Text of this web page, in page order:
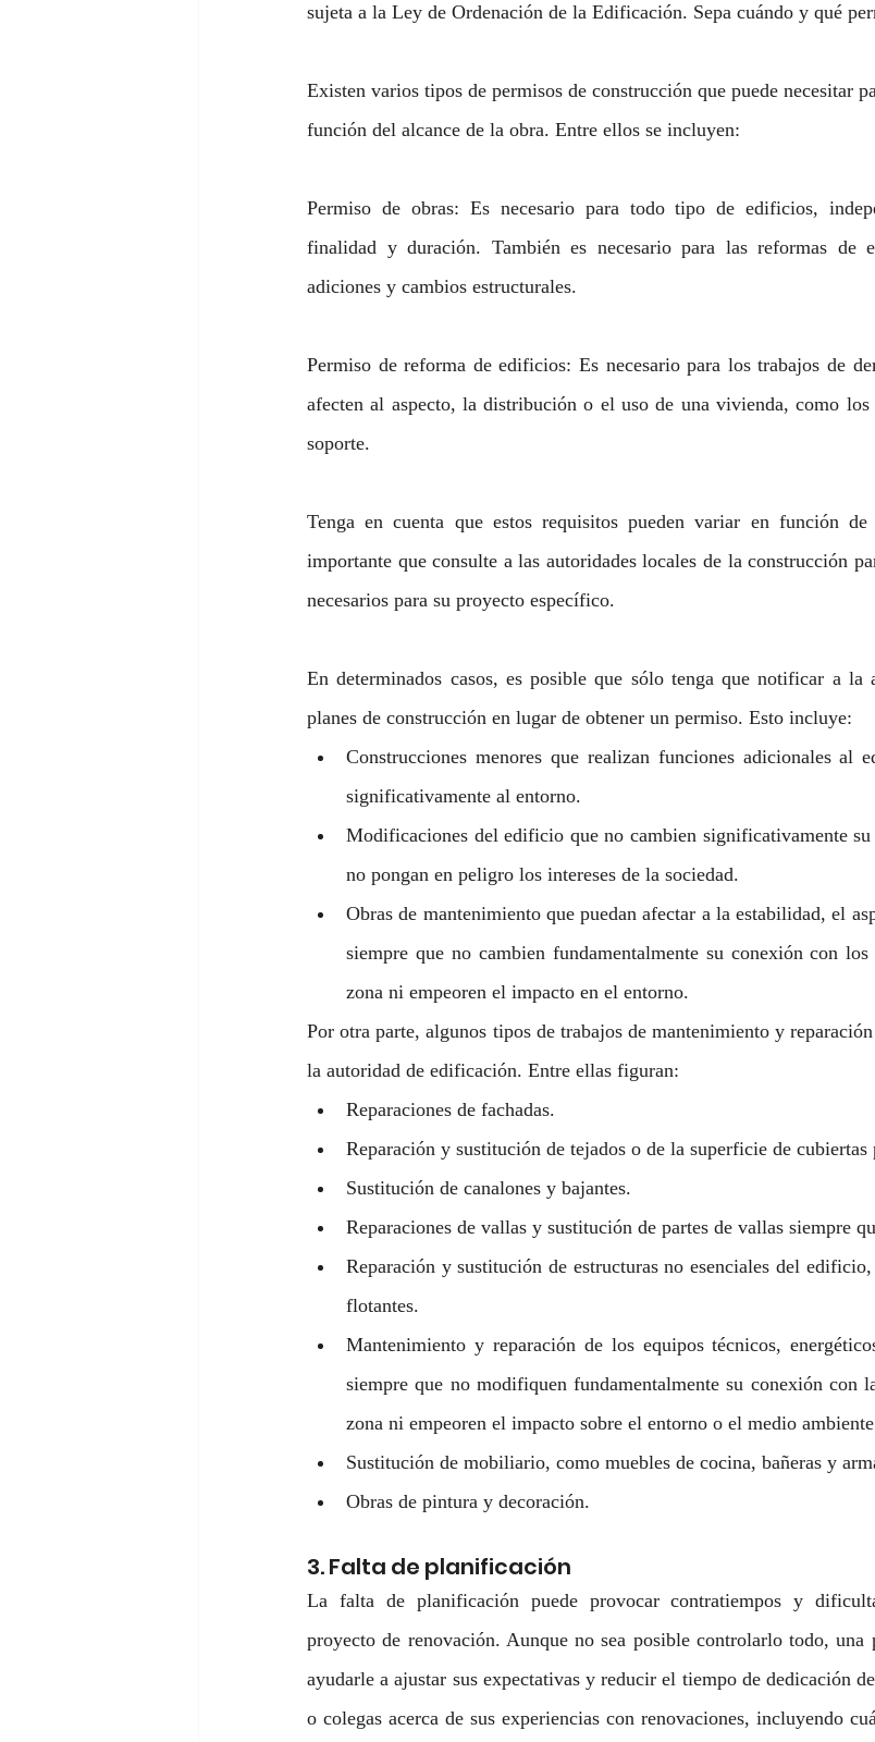
sujeta a la Ley de Ordenación de la Edificación. Sepa cuándo y qué
Existen varios tipos de permisos de construcción que puede necesitar
función del alcance de la obra. Entre ellos se incluyen:
Permiso de obras: Es necesario para todo tipo de edificios,
finalidad y duración. También es necesario para las reformas de
adiciones y cambios estructurales.
Permiso de reforma de edificios: Es necesario para los trabajos de
afecten al aspecto, la distribución o el uso de una vivienda, como los
soporte.
Tenga en cuenta que estos requisitos pueden variar en función
importante que consulte a las autoridades locales de la construcción
necesarios para su proyecto específico.
En determinados casos, es posible que sólo tenga que notificar a la
planes de construcción en lugar de obtener un permiso. Esto incluye:
Construcciones menores que realizan funciones adicionales
significativamente al entorno.
Modificaciones del edificio que no cambien significativamente
no pongan en peligro los intereses de la sociedad.
Obras de mantenimiento que puedan afectar a la estabilidad, el
siempre que no cambien fundamentalmente su conexión con
zona ni empeoren el impacto en el entorno.
Por otra parte, algunos tipos de trabajos de mantenimiento y
la autoridad de edificación. Entre ellas figuran:
Reparaciones de fachadas.
Reparación y sustitución de tejados o de la superficie de cubiertas
Sustitución de canalones y bajantes.
Reparaciones de vallas y sustitución de partes de vallas siempre
Reparación y sustitución de estructuras no esenciales del
flotantes.
Mantenimiento y reparación de los equipos técnicos,
siempre que no modifiquen fundamentalmente su conexión con
zona ni empeoren el impacto sobre el entorno o el medio
Sustitución de mobiliario, como muebles de cocina, bañeras y
Obras de pintura y decoración.
3. Falta de planificación
La falta de planificación puede provocar contratiempos y
proyecto de renovación. Aunque no sea posible controlarlo todo, una
ayudarle a ajustar sus expectativas y reducir el tiempo de dedicación
o colegas acerca de sus experiencias con renovaciones, incluyendo